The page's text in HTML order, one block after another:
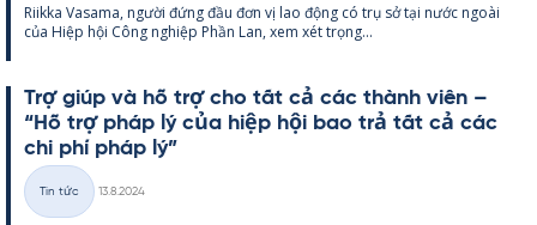
loại
Riikka Va­sama, người đứng đầu đơn vị lao động có trụ sở tại nước ngoài
của Hiệp hội Công ng­hiệp Phần Lan, xem xét trọng...
Trợ giúp và hỗ trợ cho tất cả các thành viên –
“Hỗ trợ pháp lý của hiệp hội bao trả tất cả các
chi phí pháp lý”
Thể
Tin tức
13.8.2024